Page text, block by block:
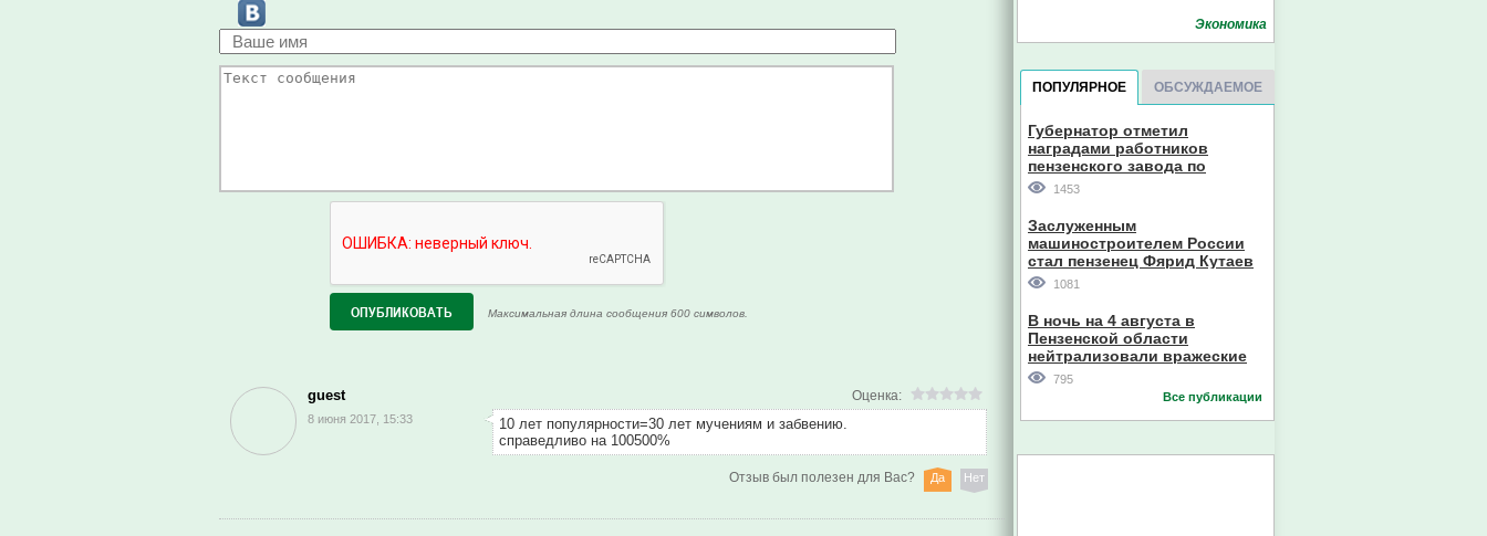
Максимальная длина сообщения 600 символов.
guest
8 июня 2017, 15:33
Оценка:
10 лет популярности=30 лет мучениям и забвению.
справедливо на 100500%
Отзыв был полезен для Вас? Да Нет
Экономика
ПОПУЛЯРНОЕ ОБСУЖДАЕМОЕ
Губернатор отметил
наградами работников
пензенского завода по
производству станков
1453
Заслуженным
машиностроителем России
стал пензенец Фярид Кутаев
1081
В ночь на 4 августа в
Пензенской области
нейтрализовали вражеские
дроны
795
Все публикации